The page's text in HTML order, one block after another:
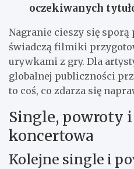
oczekiwanych
Nagranie cieszy się
świadczą filmiki
urywkami z gry. Dla
globalnej publiczności
to coś, co zdarza się
Single, powroty
koncertowa
Kolejne single i